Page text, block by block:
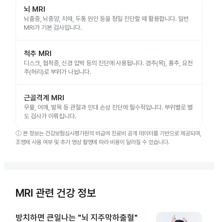
뇌 MRI
뇌졸중, 뇌종양, 치매, 두통 원인 등을 정밀 진단할 때 활용합니다. 일반
MRI가 기본 검사입니다.
척추 MRI
디스크, 협착증, 신경 압박 등의 진단에 사용됩니다. 경추(목), 흉추, 요천
추(허리)로 부위가 나뉩니다.
근골격계 MRI
무릎, 어깨, 발목 등 관절과 인대 손상 진단에 필수적입니다. 부위별로 별
도 검사가 이뤄집니다.
ⓘ 본 정보는 건강보험심사평가원의 비급여 진료비 공개 데이터를 기반으로 제공되며,
조영제 사용 여부 및 추가 영상 촬영에 따라 비용이 달라질 수 있습니다.
MRI 관련 건강 정보
방치하면 큰일나는 "뇌 지주막하출혈"